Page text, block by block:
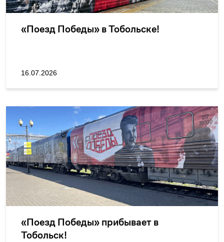
«Поезд Победы» в Тобольске!
16.07.2026
«Поезд Победы» прибывает в
Тобольск!